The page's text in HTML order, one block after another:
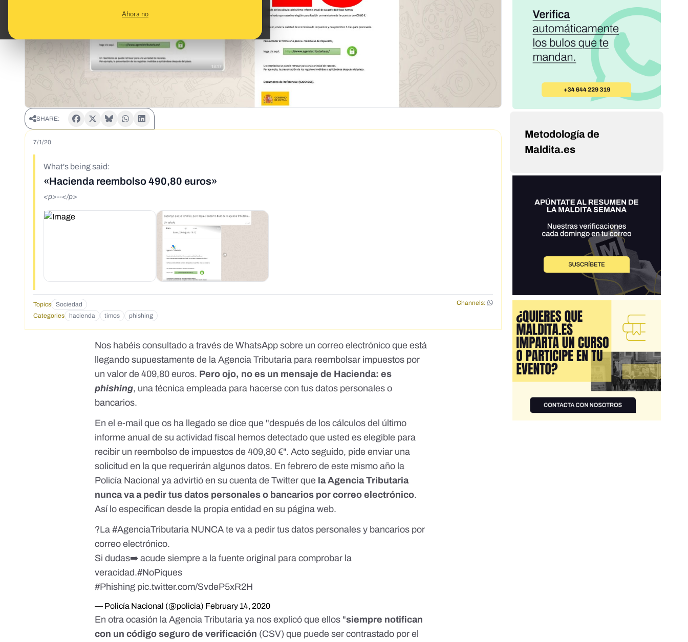
Ahora no
SHARE:
7/1/20
What's being said:
«Hacienda reembolso 490,80 euros»
<p>--</p>
Topics Sociedad
Channels:
Categories
hacienda timos phishing
Nos habéis consultado a través de WhatsApp sobre un correo electrónico que está
llegando supuestamente de la Agencia Tributaria para reembolsar impuestos por
un valor de 409,80 euros. Pero ojo, no es un mensaje de Hacienda: es
phishing, una técnica empleada para hacerse con tus datos personales o
bancarios.
En el e-mail que os ha llegado se dice que "después de los cálculos del último
informe anual de su actividad fiscal hemos detectado que usted es elegible para
recibir un reembolso de impuestos de 409,80 €". Acto seguido, pide enviar una
solicitud en la que requerirán algunos datos. En febrero de este mismo año la
Policía Nacionalya advirtió en su cuenta de Twitter que la Agencia Tributaria
nunca va a pedir tus datos personales o bancarios por correo electrónico.
Así lo especifican desde la propia entidaden su página web.
?La#AgenciaTributaria NUNCA te va a pedir tus datos personales y bancarios por
correo electrónico.
Si dudas➡️ acude siempre a la fuente original para comprobar la
veracidad.#NoPiques
#Phishing pic.twitter.com/SvdeP5xR2H
— Policía Nacional (@policia) February 14, 2020
En otra ocasión la Agencia Tributaria ya nos explicó que ellos "siempre notifican
con un código seguro de verificación (CSV) que puede ser contrastado por el
Metodología de
Maldita.es